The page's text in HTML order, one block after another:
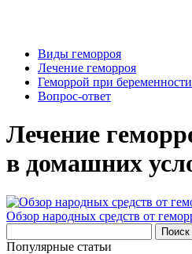
Виды геморроя
Лечение геморроя
Геморрой при беременности
Вопрос-ответ
Лечение
в домашних
Обзор народных средств от
Популярные статьи